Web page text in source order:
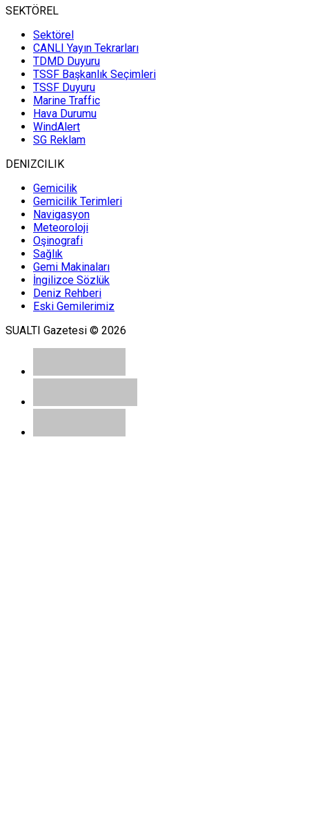
SEKTÖREL
Sektörel
CANLI Yayın Tekrarları
TDMD Duyuru
TSSF Başkanlık Seçimleri
TSSF Duyuru
Marine Traffic
Hava Durumu
WindAlert
SG Reklam
DENIZCILIK
Gemicilik
Gemicilik Terimleri
Navigasyon
Meteoroloji
Oşinografi
Sağlık
Gemi Makinaları
İngilizce Sözlük
Deniz Rehberi
Eski Gemilerimiz
SUALTI Gazetesi © 2026